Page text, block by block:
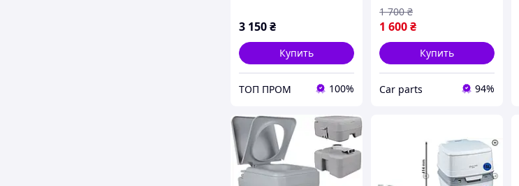
3 150₴
Купить
ТОП ПРОМ 100%
1 600₴
1 700 ₴
Купить
Сar parts 94%